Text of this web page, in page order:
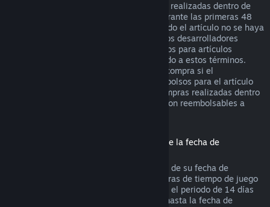
Steam ofrecerá reembolsos para compras realizadas dentro de
cualquier juego desarrollado por Valve durante las primeras 48
horas tras su adquisición, siempre y cuando el artículo no se haya
consumido, modificado o transferido. Otros desarrolladores
tendrán la opción de activar los reembolsos para artículos
adquiridos dentro de sus juegos de acuerdo a estos términos.
Steam te informará en el momento de la compra si el
desarrollador ha optado por ofrecer reembolsos para el artículo
que vas a adquirir. De lo contrario, las compras realizadas dentro
de juegos no desarrollados por Valve no son reembolsables a
Reembolsos de títulos comprados antes de la fecha de
Cuando compras un título en Steam antes de su fecha de
lanzamiento, se aplica el límite de dos horas de tiempo de juego
(con excepción de las pruebas beta), pero el periodo de 14 días
para recibir un reembolso no comenzará hasta la fecha de